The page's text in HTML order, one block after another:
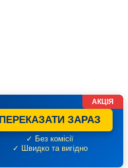
ПЕРЕКАЗАТИ ЗАРАЗ
✓ Без комісії
✓ Швидко та вигідно
АКЦІЯ